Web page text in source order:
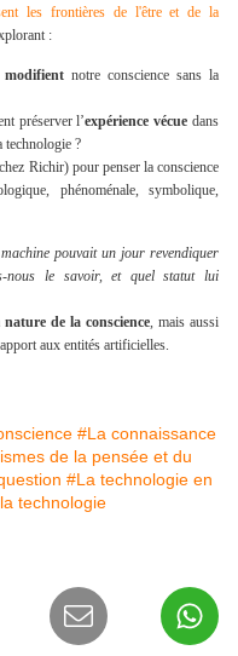
les frontières de l'être et de la
:
modifient notre conscience sans la
préserver l’expérience vécue dans
technologie ?
Richir) pour penser la conscience
phénoménale, symbolique,
pouvait un jour revendiquer
nous le savoir, et quel statut lui
nature de la conscience, mais aussi
aux entités artificielles.
#La connaissance
de la pensée et du
#La technologie en
technologie